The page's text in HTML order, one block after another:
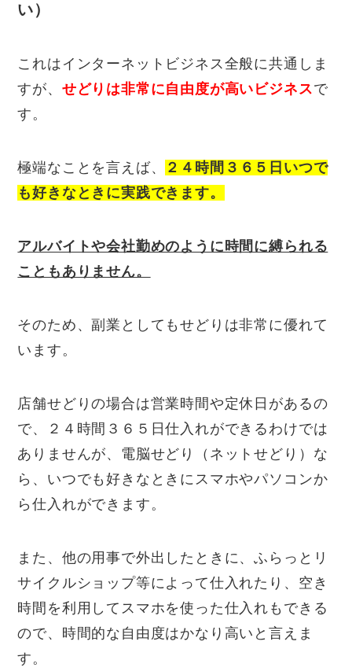
い）
これはインターネットビジネス全般に共通しま
すが、 せどりは非常に自由度が高いビジネスで
す。
極端なことを言えば、
２４時間３６５日いつで
も好きなときに実践できます。
アルバイトや会社勤めのように時間に縛られる
こともありません。
そのため、副業としてもせどりは非常に優れて
います。
店舗せどりの場合は営業時間や定休日があるの
で、２４時間３６５日仕入れができるわけでは
ありませんが、電脳せどり（ネットせどり）な
ら、いつでも好きなときにスマホやパソコンか
ら仕入れができます。
また、他の用事で外出したときに、ふらっとリ
サイクルショップ等によって仕入れたり、空き
時間を利用してスマホを使った仕入れもできる
ので、時間的な自由度はかなり高いと言えま
す。